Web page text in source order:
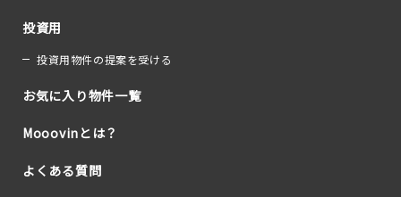
投資用
投資用物件の提案を受ける
お気に入り物件一覧
Mooovinとは？
よくある質問